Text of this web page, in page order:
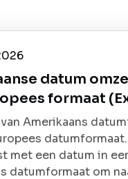
datum
formaat
Amerikaans
met een datum in
datumformaat om